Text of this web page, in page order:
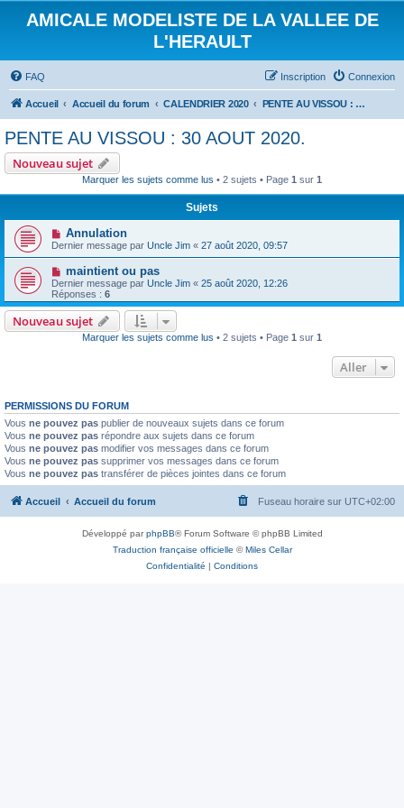
AMICALE MODELISTE DE LA VALLEE DE
L'HERAULT
FAQ Connexion
Inscription
Accueil Accueil du forum CALENDRIER 2020 PENTE AU VISSOU : 30 AOUT 2020.
PENTE AU VISSOU : 30 AOUT 2020.
Nouveau sujet
Marquer les sujets comme lus • 2 sujets • Page 1 sur 1
Sujets
Annulation
Dernier message par Uncle Jim « 27 août 2020, 09:57
maintient ou pas
Dernier message par Uncle Jim « 25 août 2020, 12:26
Réponses : 6
Nouveau sujet
Marquer les sujets comme lus • 2 sujets • Page 1 sur 1
Aller
PERMISSIONS DU FORUM
Vous ne pouvez pas publier de nouveaux sujets dans ce forum
Vous ne pouvez pas répondre aux sujets dans ce forum
Vous ne pouvez pas modifier vos messages dans ce forum
Vous ne pouvez pas supprimer vos messages dans ce forum
Vous ne pouvez pas transférer de pièces jointes dans ce forum
Accueil Accueil du forum Fuseau horaire sur UTC+02:00
Développé parphpBB® Forum Software © phpBB Limited
Traduction française officielle ©Miles Cellar
Confidentialité | Conditions